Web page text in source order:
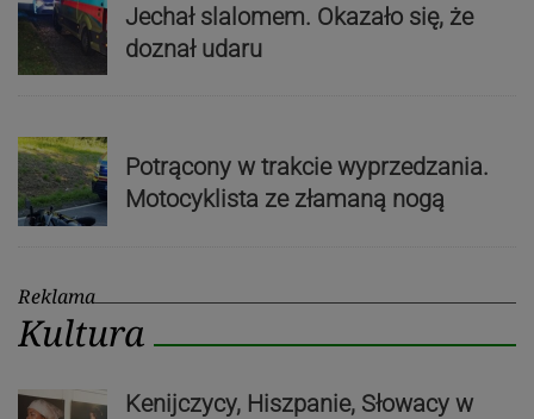
Jechał slalomem. Okazało się, że
doznał udaru
Potrącony w trakcie wyprzedzania.
Motocyklista ze złamaną nogą
Reklama
Kultura
Kenijczycy, Hiszpanie, Słowacy w